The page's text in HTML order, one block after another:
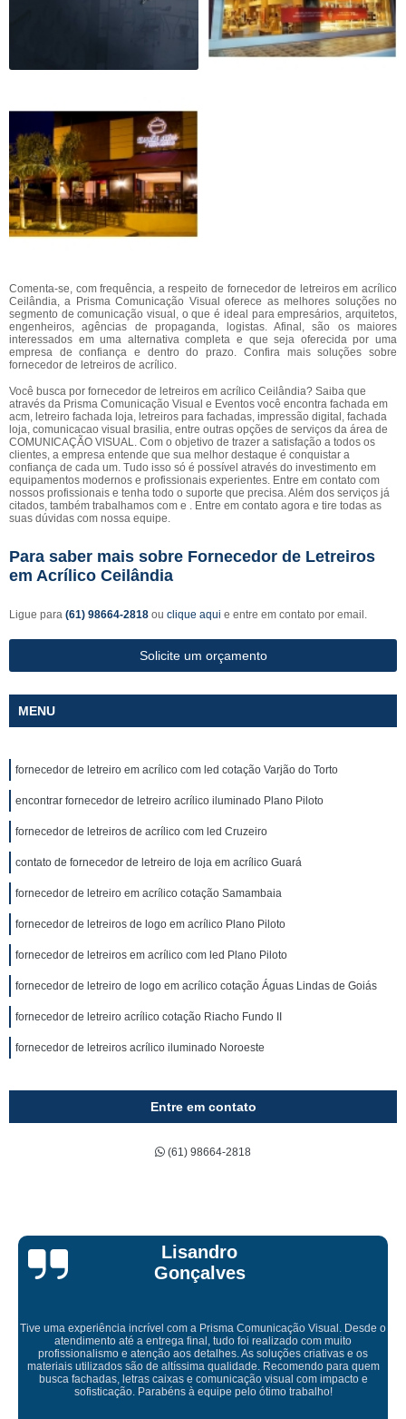
Comenta-se, com frequência, a respeito de fornecedor de letreiros em acrílico
Ceilândia, a Prisma Comunicação Visual oferece as melhores soluções no
segmento de comunicação visual, o que é ideal para empresários, arquitetos,
engenheiros, agências de propaganda, logistas. Afinal, são os maiores
interessados em uma alternativa completa e que seja oferecida por uma
empresa de confiança e dentro do prazo. Confira mais soluções sobre
fornecedor de letreiros de acrílico.
Você busca por fornecedor de letreiros em acrílico Ceilândia? Saiba que
através da Prisma Comunicação Visual e Eventos você encontra fachada em
acm, letreiro fachada loja, letreiros para fachadas, impressão digital, fachada
loja, comunicacao visual brasilia, entre outras opções de serviços da área de
COMUNICAÇÃO VISUAL. Com o objetivo de trazer a satisfação a todos os
clientes, a empresa entende que sua melhor destaque é conquistar a
confiança de cada um. Tudo isso só é possível através do investimento em
equipamentos modernos e profissionais experientes. Entre em contato com
nossos profissionais e tenha todo o suporte que precisa. Além dos serviços já
citados, também trabalhamos com e . Entre em contato agora e tire todas as
suas dúvidas com nossa equipe.
Para saber mais sobre Fornecedor de Letreiros
em Acrílico Ceilândia
Ligue para (61) 98664-2818 ou clique aqui e entre em contato por email.
Solicite um orçamento
MENU
fornecedor de letreiro em acrílico com led cotação Varjão do Torto
encontrar fornecedor de letreiro acrílico iluminado Plano Piloto
fornecedor de letreiros de acrílico com led Cruzeiro
contato de fornecedor de letreiro de loja em acrílico Guará
fornecedor de letreiro em acrílico cotação Samambaia
fornecedor de letreiros de logo em acrílico Plano Piloto
fornecedor de letreiros em acrílico com led Plano Piloto
fornecedor de letreiro de logo em acrílico cotação Águas Lindas de Goiás
fornecedor de letreiro acrílico cotação Riacho Fundo II
fornecedor de letreiros acrílico iluminado Noroeste
Entre em contato
(61) 98664-2818
o
quem
Bruna Eduarda
Empresa maravilhosa, entregue antes do prazo e a
ficou perfeita, indico de olhos fechados